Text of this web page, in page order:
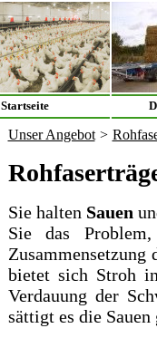
Startseite
Unser Angebot >
Sie halten Sauen
Sie das
bietet sich Stroh
Verdauung der
sättigt es die Sauen